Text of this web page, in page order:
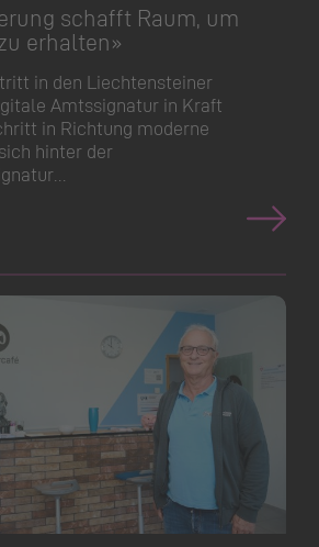
schafft Raum, um
erhalten»
tritt in den Liechtensteiner
Amtssignatur in Kraft
in Richtung moderne
hinter der